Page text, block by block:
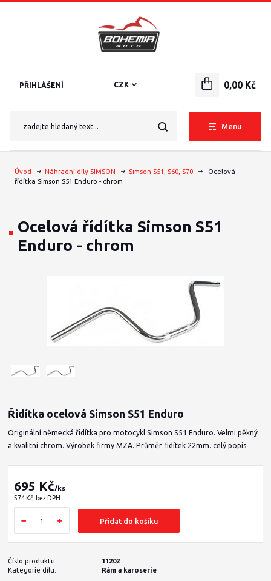
Menu
CZK
PŘIHLÁŠENÍ 0,00 Kč
Úvod Náhradní díly SIMSON Simson S51, S60, S70
Ocelová
řídítka Simson S51 Enduro - chrom
Ocelová řídítka Simson S51
Enduro - chrom
Řidítka ocelová Simson S51 Enduro
Originální německá řidítka pro motocykl Simson S51 Enduro. Velmi pěkný
a kvalitní chrom. Výrobek firmy MZA. Průměr řidítek 22mm.celý popis
695 Kč/ks
574 Kč bez DPH
Přidat do košíku
Číslo produktu:
11202
Kategorie dílu:
Rám a karoserie